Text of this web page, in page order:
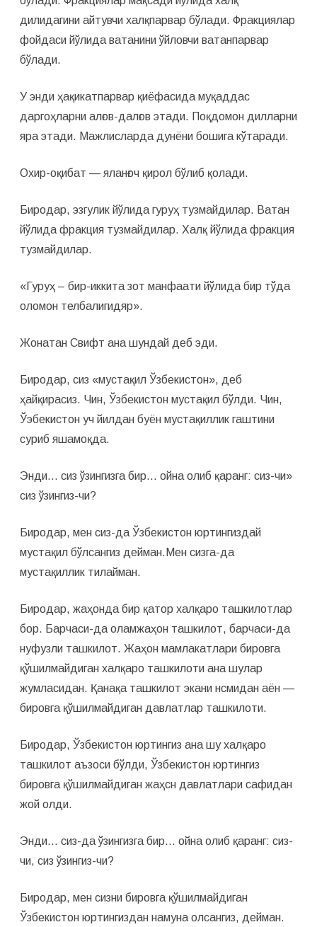
дилидагини айтувчи халқпарвар бўлади. Фракциялар
фойдаси йўлида ватанини ўйловчи ватанпарвар
бўлади.
У энди ҳақикатпарвар қиёфасида муқаддас
даргоҳларни алғов-далғов этади. Поқдомон дилларни
яра этади. Мажлисларда дунёни бошига кўтаради.
Охир-оқибат — яланғоч қирол бўлиб қолади.
Биродар, эзгулик йўлида гуруҳ тузмайдилар. Ватан
йўлида фрак­ция тузмайдилар. Халқ йўлида фракция
тузмайдилар.
«Гуруҳ – бир-иккита зот манфаати йўлида бир тўда
оломон телбалигидяр».
Жонатан Свифт ана шундай деб эди.
Биродар, сиз «мустақил Ўзбекистон», деб
ҳайқирасиз. Чин, Ўзбекистон мустақил бўлди. Чин,
Ўэбекистон уч йилдан буён мустақиллик гаштини
суриб яшамоқда.
Энди… сиз ўзингизга бир… ойна олиб қаранг: сиз-чи»
сиз ўзингиз-чи?
Биродар, мен сиз-да Ўзбекистон юртингиздай
мустақил бўлсангиз дейман.Мен сизга-да
мустақиллик тилайман.
Биродар, жаҳонда бир қатор халқаро ташкилотлар
бор. Барчаси-да оламжаҳон ташкилот, барчаси-да
нуфузли ташкилот. Жаҳон мамлакатлари бировга
қўшилмайдиган халқаро ташкилоти ана шулар
жумласидан. Қанақа ташкилот экани нсмидан аён —
бировга қўшилмайдиган давлатлар ташкилоти.
Биродар, Ўзбекистон юртингиз ана шу халқаро
ташкилот аъзоси бўлди, Ўзбекистон юртингиз
бировга қўшилмайдиган жаҳсн давлатлари сафидан
жой олди.
Энди… сиз-да ўзингизга бир… ойна олиб қаранг: сиз-
чи, сиз ўзингиз-чи?
Биродар, мен сизни бировга қўшилмайдиган
Ўзбекистон юртингиздан намуна олсангиз, дейман.